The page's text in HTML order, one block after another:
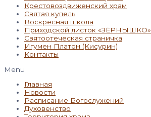
Крестовоздвиженский храм
Святая купель
Воскресная школа
Приходской листок «ЗЁРНЫШКО»
Святоотеческая страничка
Игумен Платон (Кисурин)
Контакты
Menu
Главная
Новости
Расписание Богослужений
Духовенство